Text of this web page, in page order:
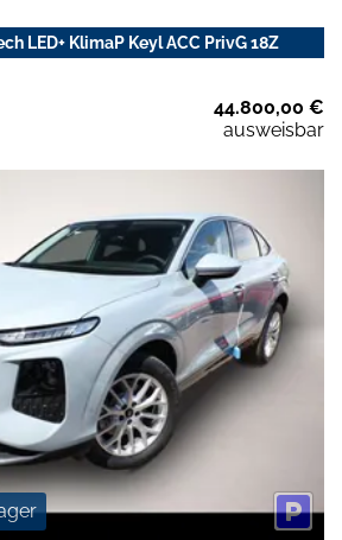
LED+ KlimaP Keyl ACC PrivG 18Z
44.800,00 €
ausweisbar